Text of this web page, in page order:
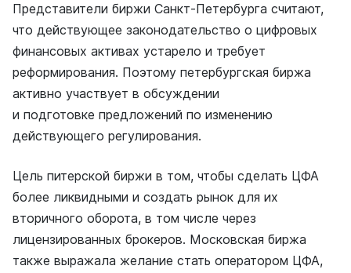
Представители биржи Санкт-Петербурга считают,
что действующее законодательство о цифровых
финансовых активах устарело и требует
реформирования. Поэтому петербургская биржа
активно участвует в обсуждении
и подготовке предложений по изменению
действующего регулирования.
Цель питерской биржи в том, чтобы сделать ЦФА
более ликвидными и создать рынок для их
вторичного оборота, в том числе через
лицензированных брокеров. Московская биржа
также выражала желание стать оператором ЦФА,